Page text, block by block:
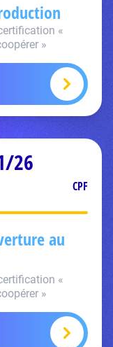
«
»
26
CPF
au
«
»